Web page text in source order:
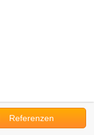
Referenzen